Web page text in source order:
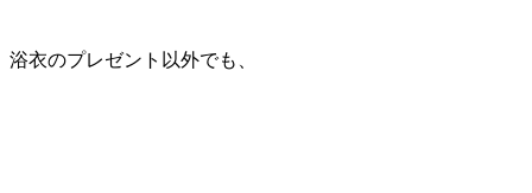
浴衣のプレゼント以外でも、